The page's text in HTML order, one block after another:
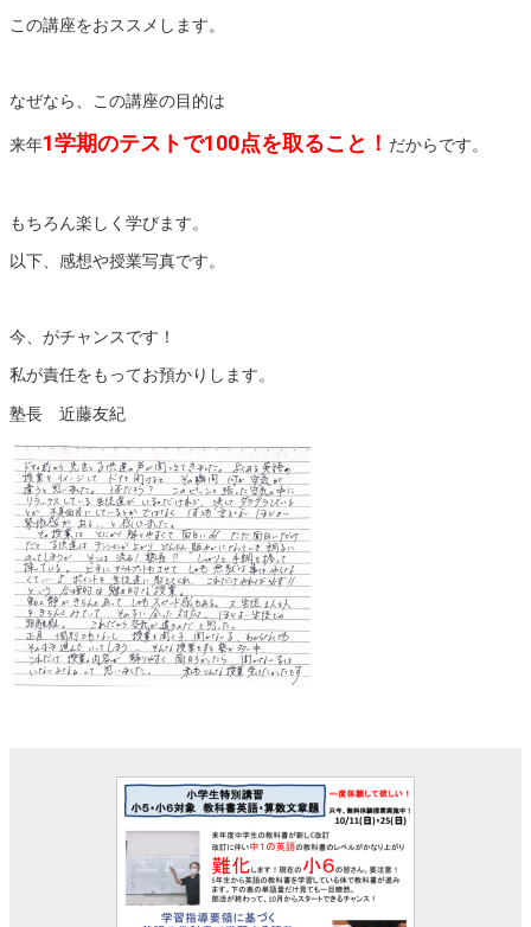
この講座をおススメします。
なぜなら、この講座の目的は
来年1学期のテストで100点を取ること！ だからです。
もちろん楽しく学びます。
以下、感想や授業写真です。
今、がチャンスです！
私が責任をもってお預かりします。
塾長 近藤友紀